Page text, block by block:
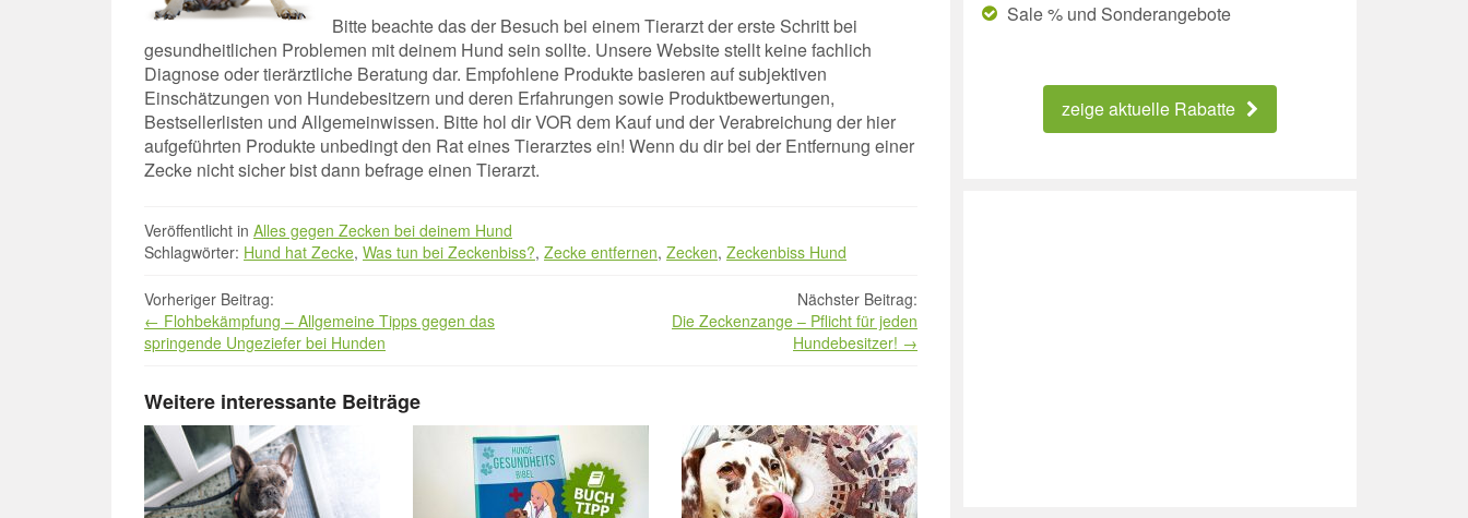
Bitte beachte das der Besuch bei einem Tierarzt der erste Schritt bei
gesundheitlichen Problemen mit deinem Hund sein sollte. Unsere Website stellt keine fachlich
Diagnose oder tierärztliche Beratung dar. Empfohlene Produkte basieren auf subjektiven
Einschätzungen von Hundebesitzern und deren Erfahrungen sowie Produktbewertungen,
Bestsellerlisten und Allgemeinwissen. Bitte hol dir VOR dem Kauf und der Verabreichung der hier
aufgeführten Produkte unbedingt den Rat eines Tierarztes ein! Wenn du dir bei der Entfernung einer
Zecke nicht sicher bist dann befrage einen Tierarzt.
Veröffentlicht in Alles gegen Zecken bei deinem Hund
Schlagwörter: Hund hat Zecke, Was tun bei Zeckenbiss?, Zecke entfernen, Zecken, Zeckenbiss Hund
Beitrag
Navigation
Vorheriger Beitrag:
← Flohbekämpfung – Allgemeine Tipps gegen das
springende Ungeziefer bei Hunden
Nächster Beitrag:
Die Zeckenzange – Pflicht für jeden
Hundebesitzer! →
Weitere interessante Beiträge
Sale % und Sonderangebote
zeige aktuelle Rabatte